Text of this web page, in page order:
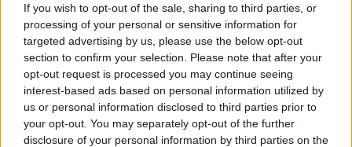
If you wish to opt-out of the sale, sharing to third parties, or
processing of your personal or sensitive information for
targeted advertising by us, please use the below opt-out
section to confirm your selection. Please note that after your
opt-out request is processed you may continue seeing
interest-based ads based on personal information utilized by
us or personal information disclosed to third parties prior to
your opt-out. You may separately opt-out of the further
disclosure of your personal information by third parties on the
ζητούν οι έμποροι από την Κυβέρνηση
06.08.2026 - 10:45
Ευρώπη: Μπορεί η κλιματική αλλαγή να οδηγήσει σε
ενεργειακή κρίση;
06.08.2026 - 09:15
Στέλιος Λιανός – INTERAMERICAN / Αθηναϊκή Γενική Κλινική